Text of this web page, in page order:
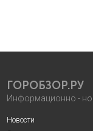
ГОРОБЗОР.РУ
Информационно -
Новости